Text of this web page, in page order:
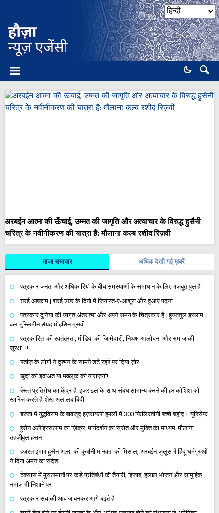
अरबईन आत्मा की ऊँचाई, उम्मत की जागृति और अत्याचार के विरुद्ध हुसैनी
चरित्र के नवीनीकरण की यात्रा है: मौलाना कल्ब रशीद रिज़वी
ताजा समाचार अधिक देखी गई ख़बरें
पत्रकार जनता और अधिकारियों के बीच समस्याओं के समाधान के लिए मज़बूत पुल हैं
शरई अहकाम | शरई उज़्र के दिनो में ज़ियारत-ए-आशूरा और दुआएं पढ़ना
पत्रकार दुनिया की जागृत अंतरात्मा और अपने समय के चित्रकार हैं।हुज्जतुल इस्लाम
वल-मुस्लिमीन सैयद मोहसिन मूसवी
पत्रकारिता की स्वतंत्रता, मीडिया की जिम्मेदारी, निष्पक्ष आलोचना और समाज की
सुरक्षा..!!
नतांज़ के लोगों ने दुश्मन के सामने डटे रहने पर दिया ज़ोर
खुदा की इताअत या मख्लूक की नाराज़गी!
बेरूत प्रतिरोध का केंद्र है; इज़राइल के साथ संबंध सामान्य करने की हर कोशिश को
खारिज करते हैं: शेख अल-लबाबिदी
ग़ज़्जा में युद्धविराम के बावजूद इज़रायली हमलों में 300 फ़िलिस्तीनी बच्चे शहीद। यूनिसेफ़
हुसैन अलैहिस्सलाम का ज़िक्र, मार्गदर्शन का स्रोत और मुक्ति का माध्यम: मौलाना
तहज़ीबुल हसन
हज़रत इमाम हुसैन अ.स. की कुर्बानी मानवता की मिसाल, अरबईन जुलूस में हिंदू धर्मगुरुओं
ने दिया अमन का संदेश
टेक्सास में मुसलमानों पर कड़े प्रतिबंधों की तैयारी; हिजाब, हलाल भोजन और सामूहिक
नमाज़ भी निशाने पर
पत्रकार सच की आवाज बनकर आगे बढ़ते हैं